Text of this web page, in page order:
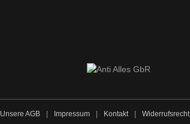
Unsere AGB Impressum Kontakt Widerrufsrecht